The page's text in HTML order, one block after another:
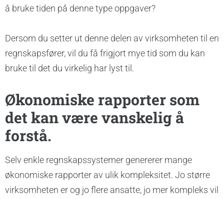
å bruke tiden på denne type oppgaver?
Dersom du setter ut denne delen av virksomheten til en
regnskapsfører, vil du få frigjort mye tid som du kan
bruke til det du virkelig har lyst til.
Økonomiske rapporter som
det kan være vanskelig å
forstå.
Selv enkle regnskapssystemer genererer mange
økonomiske rapporter av ulik kompleksitet. Jo større
virksomheten er og jo flere ansatte, jo mer kompleks vil